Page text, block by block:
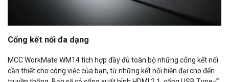
Cổng kết nối đa dạng
MCC WorkMate WM14 tích hợp đầy đủ toàn bộ những cổng kết nối
cần thiết cho công việc của bạn, từ những kết nối hiện đại cho đến